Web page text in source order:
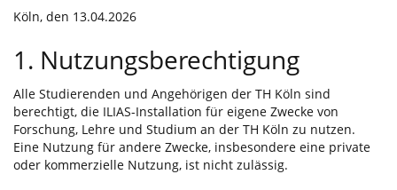
Köln, den 13.04.2026
1. Nutzungsberechtigung
Alle Studierenden und Angehörigen der TH Köln sind
berechtigt, die ILIAS-Installation für eigene Zwecke von
Forschung, Lehre und Studium an der TH Köln zu nutzen.
Eine Nutzung für andere Zwecke, insbesondere eine private
oder kommerzielle Nutzung, ist nicht zulässig.